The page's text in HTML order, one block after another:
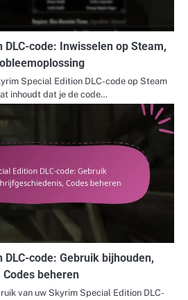
code: Inwisselen op Steam,
Special Edition DLC-code op Steam
inhoudt dat je de code…
code: Gebruik bijhouden,
beheren
van uw Skyrim Special Edition DLC-